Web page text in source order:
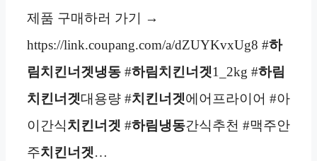
제품 구매하러 가기 →
https://link.coupang.com/a/dZUYKvxUg8 #하
림치킨너겟냉동 #하림치킨너겟1_2kg #하림
치킨너겟대용량 #치킨너겟에어프라이어 #아
이간식치킨너겟 #하림 냉동간식추천 #맥주안
주치킨너겟…